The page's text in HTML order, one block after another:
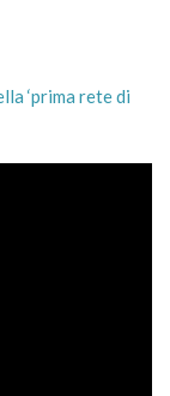
‘prima rete di